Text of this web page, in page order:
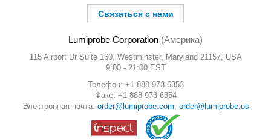
Связаться с нами
Lumiprobe Corporation (Америка)
115 Airport Dr Suite 160, Westminster, Maryland 21157, USA
9:00 - 21:00 EST
Телефон: +1 888 973 6353
Факс: +1 888 973 6354
Электронная почта: order@lumiprobe.com, order@lumiprobe.us